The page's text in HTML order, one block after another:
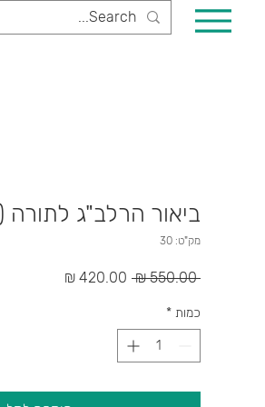
ביאור הרלב"ג לתורה (7 כרכים)
מק"ט: 30
‏550.00 ‏₪
מחיר
כמות *